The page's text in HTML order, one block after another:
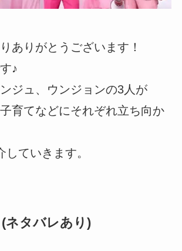
ありがとうございます！
♪
ジュ、ウンジョンの3人が
育てなどにそれぞれ立ち向か
ていきます。
(ネタバレあり)